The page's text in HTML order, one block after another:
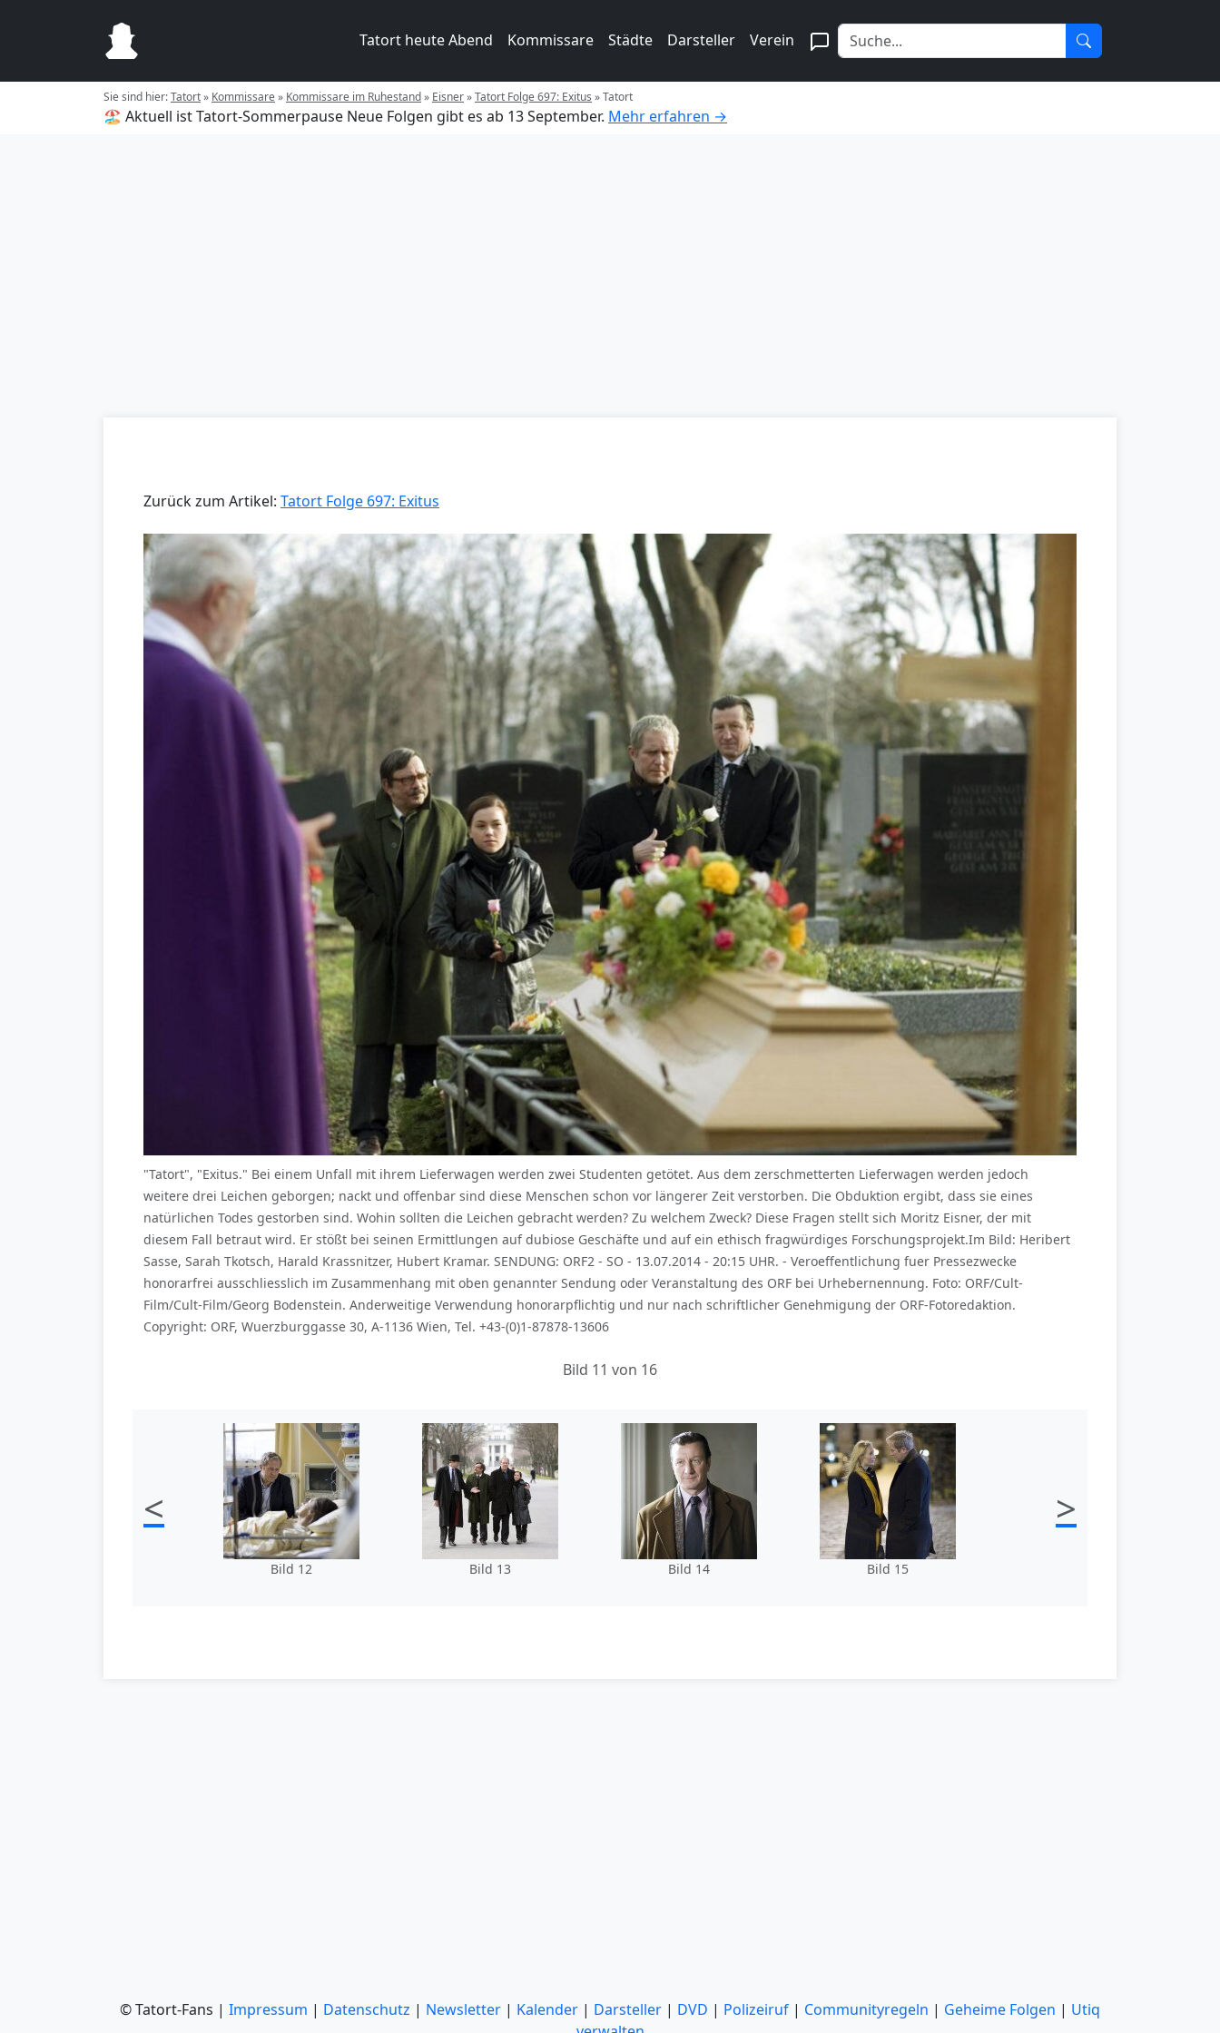
Tatort heute Abend Kommissare Städte Darsteller Verein
Sie sind hier:Tatort» Kommissare» Kommissare im Ruhestand» Eisner»Tatort Folge 697: Exitus »Tatort
🏖️ Aktuell ist Tatort-Sommerpause Neue Folgen gibt es ab 13 September. Mehr erfahren →
Zurück zum Artikel: Tatort Folge 697: Exitus
"Tatort", "Exitus." Bei einem Unfall mit ihrem Lieferwagen werden zwei Studenten getötet. Aus dem zerschmetterten Lieferwagen werden jedoch
weitere drei Leichen geborgen; nackt und offenbar sind diese Menschen schon vor längerer Zeit verstorben. Die Obduktion ergibt, dass sie eines
natürlichen Todes gestorben sind. Wohin sollten die Leichen gebracht werden? Zu welchem Zweck? Diese Fragen stellt sich Moritz Eisner, der mit
diesem Fall betraut wird. Er stößt bei seinen Ermittlungen auf dubiose Geschäfte und auf ein ethisch fragwürdiges Forschungsprojekt.Im Bild: Heribert
Sasse, Sarah Tkotsch, Harald Krassnitzer, Hubert Kramar. SENDUNG: ORF2 - SO - 13.07.2014 - 20:15 UHR. - Veroeffentlichung fuer Pressezwecke
honorarfrei ausschliesslich im Zusammenhang mit oben genannter Sendung oder Veranstaltung des ORF bei Urhebernennung. Foto: ORF/Cult-
Film/Cult-Film/Georg Bodenstein. Anderweitige Verwendung honorarpflichtig und nur nach schriftlicher Genehmigung der ORF-Fotoredaktion.
Copyright: ORF, Wuerzburggasse 30, A-1136 Wien, Tel. +43-(0)1-87878-13606
Bild 11 von 16
<
Bild 12 Bild 13 Bild 14 Bild 15
>
© Tatort-Fans | Impressum | Datenschutz | Newsletter | Kalender | Darsteller | DVD | Polizeiruf | Communityregeln | Geheime Folgen | Utiq